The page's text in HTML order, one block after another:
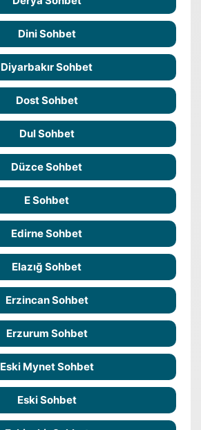
Dini Sohbet
Diyarbakır Sohbet
Dost Sohbet
Dul Sohbet
Düzce Sohbet
E Sohbet
Edirne Sohbet
Elazığ Sohbet
Erzincan Sohbet
Erzurum Sohbet
Eski Mynet Sohbet
Eski Sohbet